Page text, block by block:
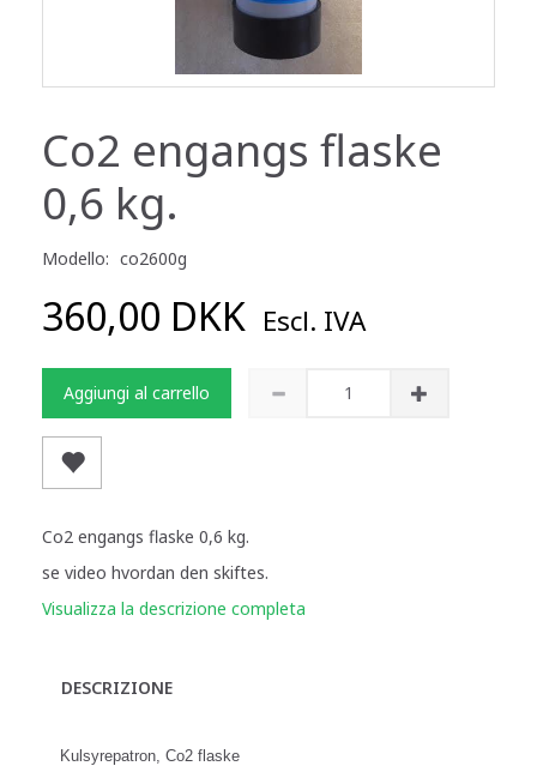
Co2 engangs flaske
0,6 kg.
Modello: co2600g
360,00 DKK Escl. IVA
Aggiungi al carrello
Co2 engangs flaske 0,6 kg.
se video hvordan den skiftes.
Visualizza la descrizione completa
DESCRIZIONE
Kulsyrepatron, Co2 flaske